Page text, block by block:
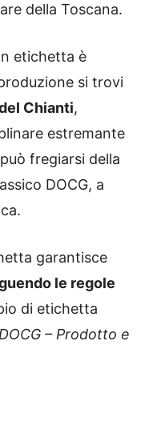
della Toscana.
etichetta è
si trovi
Chianti,
estremante
fregiarsi della
DOCG, a
garantisce
le regole
di etichetta
– Prodotto e